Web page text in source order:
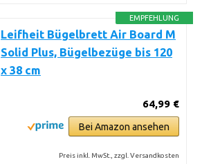
EMPFEHLUNG
Leifheit Bügelbrett Air Board M
Solid Plus, Bügelbezüge bis 120
x 38 cm
64,99 €
Bei Amazon ansehen
Preis inkl. MwSt., zzgl. Versandkosten